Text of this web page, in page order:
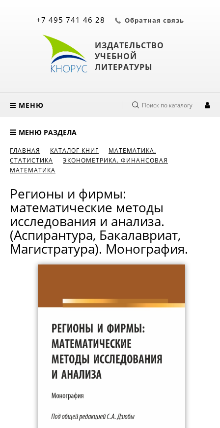
ИЗДАТЕЛЬСТВО
УЧЕБНОЙ
ЛИТЕРАТУРЫ
+7 495 741 46 28 Обратная связь
МЕНЮ Поиск по каталогу
МЕНЮ РАЗДЕЛА
ГЛАВНАЯ КАТАЛОГ КНИГ
МАТЕМАТИКА.
СТАТИСТИКА
ЭКОНОМЕТРИКА. ФИНАНСОВАЯ
МАТЕМАТИКА
Регионы и фирмы:
математические методы
исследования и анализа.
(Аспирантура, Бакалавриат,
Магистратура). Монография.